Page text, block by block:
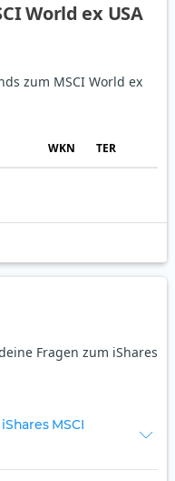
World ex USA
zum MSCI World ex
WKN TER
Fragen zum iShares
MSCI